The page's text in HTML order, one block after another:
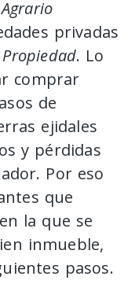
privadas
. Lo
comprar
de
ejidales
y pérdidas
Por eso
que
la que se
inmueble,
pasos.